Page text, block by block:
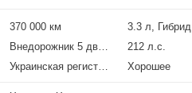
370 000 км 3.3 л, Гибрид
Внедорожник 5 дверей
212 л.с.
Украинская регистрация
Хорошее